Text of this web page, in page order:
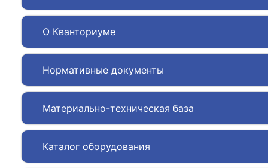
О Кванториуме
Нормативные документы
Материально-техническая база
Каталог оборудования